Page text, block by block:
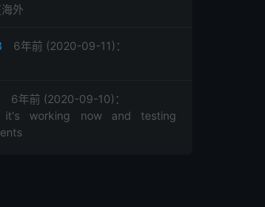
外
6年前 (2020-09-11)：
6年前 (2020-09-10)：
it's working now and testing